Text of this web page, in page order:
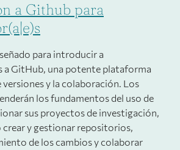
a Github para
para introducir a
a GitHub, una potente plataforma
y la colaboración. Los
los fundamentos del uso de
sus proyectos de investigación,
y gestionar repositorios,
de los cambios y colaborar